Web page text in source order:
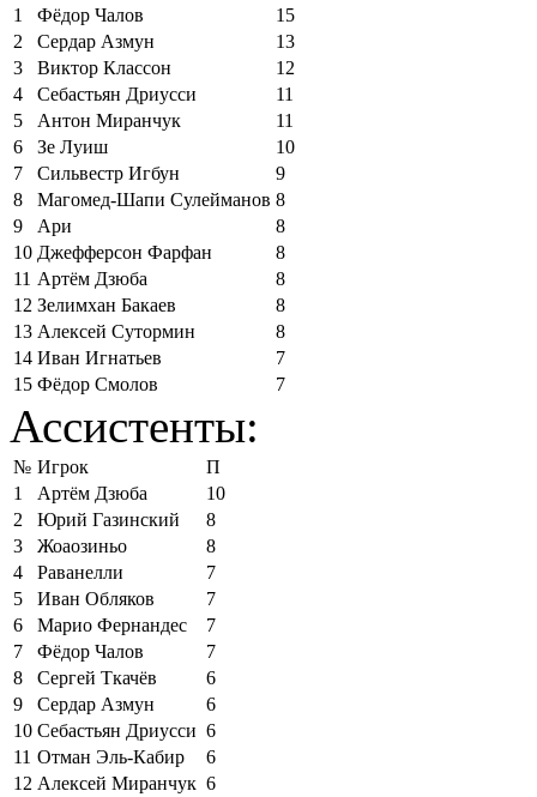
1
Фёдор Чалов
15
2
Сердар Азмун
13
3
Виктор Классон
12
4
Себастьян Дриусси
11
5
Антон Миранчук
11
6
Зе Луиш
10
7
Сильвестр Игбун
9
8
Магомед-Шапи Сулейманов 8
9
Ари
8
10 Джефферсон Фарфан
8
11 Артём Дзюба
8
12 Зелимхан Бакаев
8
13 Алексей Сутормин
8
14 Иван Игнатьев
7
15 Фёдор Смолов 7
Ассистенты:
№ Игрок
П
1
Артём Дзюба
10
2
Юрий Газинский
8
3
Жоаозиньо
8
4
Раванелли
7
5
Иван Обляков
7
6
Марио Фернандес
7
7
Фёдор Чалов
7
8
Сергей Ткачёв
6
9
Сердар Азмун
6
10 Себастьян Дриусси 6
11 Отман Эль-Кабир
6
12 Алексей Миранчук 6